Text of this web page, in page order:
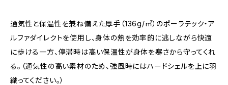
通気性と保温性を兼ね備えた厚手（136g/㎡）のポーラテック・ア
ルファダイレクトを使用し、身体の熱を効率的に逃しながら快適
に歩ける一方、停滞時は高い保温性が身体を寒さから守ってくれ
る。（通気性の高い素材のため、強風時にはハードシェルを上に羽
織ってください。）